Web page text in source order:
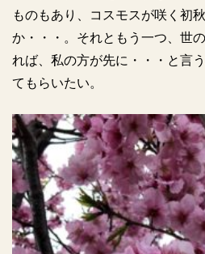
ものもあり、コスモスが咲く初
か・・・。それともう一つ、世
れば、私の方が先に・・・と言
てもらいたい。